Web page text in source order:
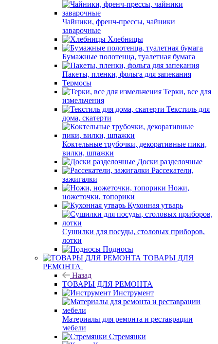
Чайники, френч-прессы, чайники
заварочные
Хлебницы
Бумажные полотенца, туалетная бумага
Пакеты, пленки, фольга для запекания
Термосы
Терки, все для
измельчения
Текстиль для
дома, скатерти
Коктельные трубочки, декоративные пики,
вилки, шпажки
Доски разделочные
Рассекатели,
зажигалки
Ножи,
ножеточки, топорики
Кухонная утварь
Сушилки для посуды, столовых приборов,
лотки
Подносы
ТОВАРЫ ДЛЯ
РЕМОНТА
Назад
ТОВАРЫ ДЛЯ РЕМОНТА
Инструмент
Материалы для ремонта и реставрации
мебели
Стремянки